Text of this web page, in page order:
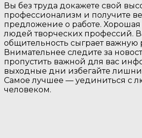
Вы без труда докажете свой
профессионализм и получите
предложение о работе.
людей творческих профессий.
общительность сыграет важную
Внимательнее следите за
пропустить важной для вас
выходные дни избегайте
Самое лучшее — уединиться с
человеком.